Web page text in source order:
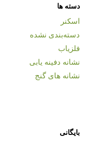
دسته ها
اسکنر
دسته‌بندی نشده
فلزیاب
نشانه دفینه یابی
نشانه های گنج
بایگانی